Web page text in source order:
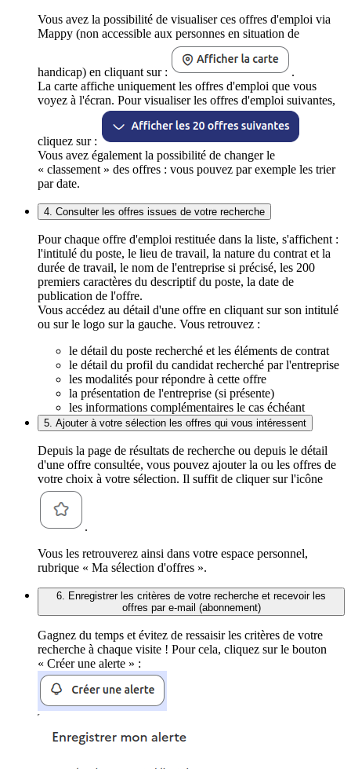
Vous avez la possibilité de visualiser ces offres d'emploi via
Mappy (non accessible aux personnes en situation de
handicap) en cliquant sur :
.
La carte affiche uniquement les offres d'emploi que vous
voyez à l'écran. Pour visualiser les offres d'emploi suivantes,
cliquez sur :
Vous avez également la possibilité de changer le
« classement » des offres : vous pouvez par exemple les trier
par date.
4. Consulter les offres issues de votre recherche
Pour chaque offre d'emploi restituée dans la liste, s'affichent :
l'intitulé du poste, le lieu de travail, la nature du contrat et la
durée de travail, le nom de l'entreprise si précisé, les 200
premiers caractères du descriptif du poste, la date de
publication de l'offre.
Vous accédez au détail d'une offre en cliquant sur son intitulé
ou sur le logo sur la gauche. Vous retrouvez :
le détail du poste recherché et les éléments de contrat
le détail du profil du candidat recherché par l'entreprise
les modalités pour répondre à cette offre
la présentation de l'entreprise (si présente)
les informations complémentaires le cas échéant
5. Ajouter à votre sélection les offres qui vous intéressent
Depuis la page de résultats de recherche ou depuis le détail
d'une offre consultée, vous pouvez ajouter la ou les offres de
votre choix à votre sélection. Il suffit de cliquer sur l'icône
.
Vous les retrouverez ainsi dans votre espace personnel,
rubrique « Ma sélection d'offres ».
6. Enregistrer les critères de votre recherche et recevoir les
offres par e-mail (abonnement)
Gagnez du temps et évitez de ressaisir les critères de votre
recherche à chaque visite ! Pour cela, cliquez sur le bouton
« Créer une alerte » :